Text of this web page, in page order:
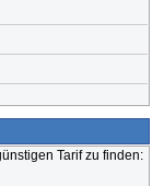
Tarif zu finden: